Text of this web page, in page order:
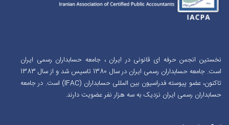
نخستین انجمن حرفه ای قانونی در ایران ، جامعه حسابداران رسمی ایران
است. جامعه حسابداران رسمی ایران در سال 1380 تاسیس شد و از سال 1383
تاکنون، عضو پیوسته فدراسیون بین المللی حسابداران (IFAC) است. در جامعه
حسابداران رسمی ایران نزدیک به سه هزار نفر عضویت دارند.